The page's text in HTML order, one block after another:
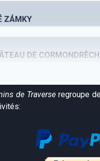
ZÁMKY
DE
de Traverse regroupe